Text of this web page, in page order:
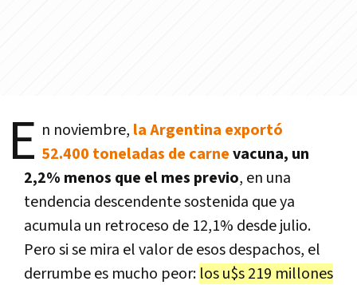
E n noviembre, la Argentina exportó
52.400 toneladas de carnevacuna, un
2,2% menos que el mes previo, en una
tendencia descendente sostenida que ya
acumula un retroceso de 12,1% desde julio.
Pero si se mira el valor de esos despachos, el
derrumbe es mucho peor: los u$s 219 millones